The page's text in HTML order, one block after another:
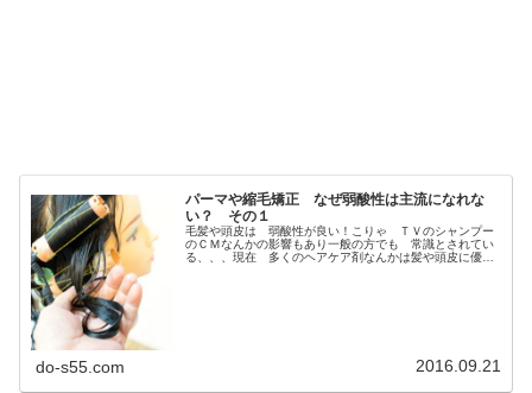
パーマや縮毛矯正 なぜ弱酸性は主流になれな
い？ その１
毛髪や頭皮は 弱酸性が良い！こりゃ ＴＶのシャンプー
のＣＭなんかの影響もあり一般の方でも 常識とされてい
る、、、現在 多くのヘアケア剤なんかは髪や頭皮に優し
do-s55.com 2016.09.21